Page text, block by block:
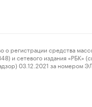
средства
сетевого издания «РБК»
03.12.2021 за